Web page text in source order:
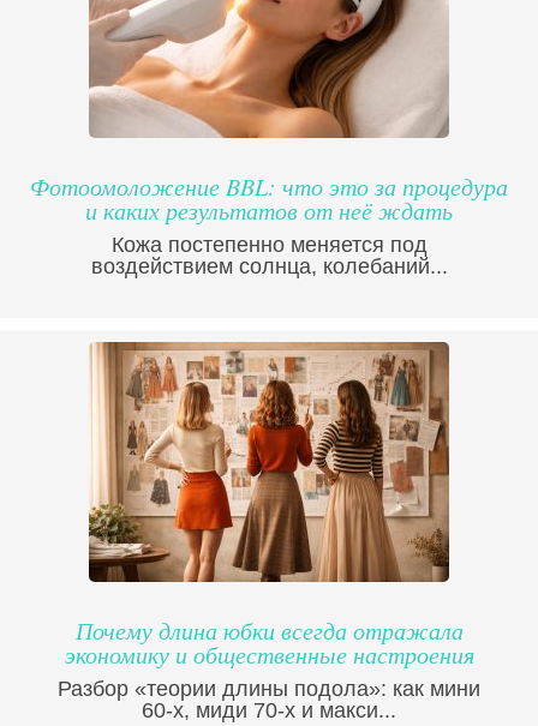
Фотоомоложение BBL: что это за процедура
и каких результатов от неё ждать
Кожа постепенно меняется под
воздействием солнца, колебаний...
Почему длина юбки всегда отражала
экономику и общественные настроения
Разбор «теории длины подола»: как мини
60-х, миди 70-х и макси...